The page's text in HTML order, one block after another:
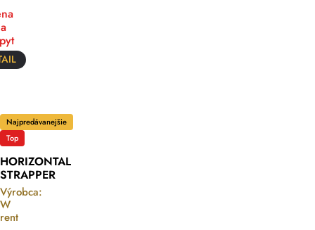
Najpredávanejšie
Top
HORIZONTAL
STRAPPER
Výrobca:
W
rent